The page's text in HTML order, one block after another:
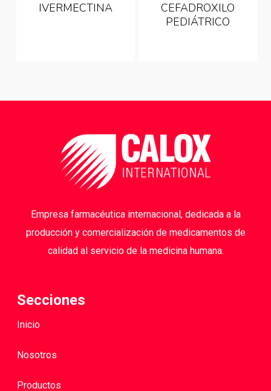
IVERMECTINA
CEFADROXILO
PEDIÁTRICO
Empresa farmacéutica internacional, dedicada a la
producción y comercialización de medicamentos de
calidad al servicio de la medicina humana.
Secciones
Inicio
Nosotros
Productos